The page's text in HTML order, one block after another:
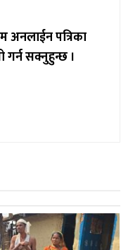
अनलाईन पत्रिका
सक्नुहुन्छ ।